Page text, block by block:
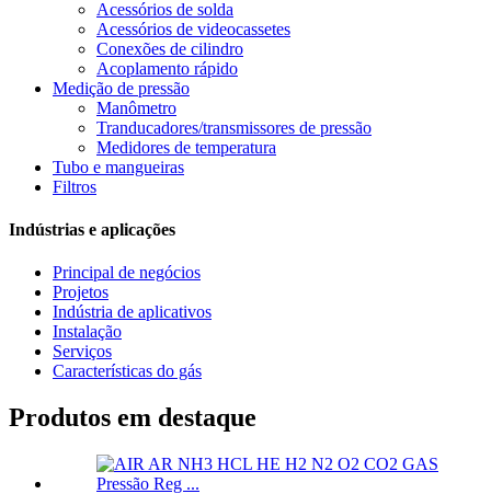
Acessórios de solda
Acessórios de videocassetes
Conexões de cilindro
Acoplamento rápido
Medição de pressão
Manômetro
Tranducadores/transmissores de pressão
Medidores de temperatura
Tubo e mangueiras
Filtros
Indústrias e aplicações
Principal de negócios
Projetos
Indústria de aplicativos
Instalação
Serviços
Características do gás
Produtos em destaque